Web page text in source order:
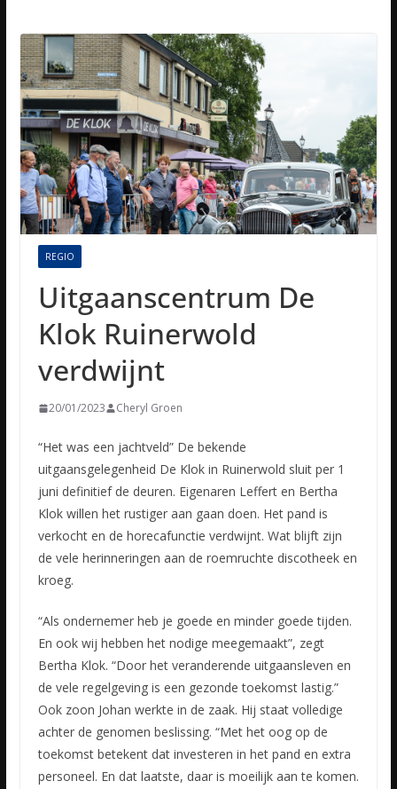
REGIO
Uitgaanscentrum De
Klok Ruinerwold
verdwijnt
20/01/2023 Cheryl Groen
“Het was een jachtveld” De bekende
uitgaansgelegenheid De Klok in Ruinerwold sluit per 1
juni definitief de deuren. Eigenaren Leffert en Bertha
Klok willen het rustiger aan gaan doen. Het pand is
verkochten de horecafunctie verdwijnt. Wat blijft zijn
de vele herinneringen aan de roemruchte discotheek en
kroeg.
“Als ondernemer heb je goede en minder goede tijden.
En ook wij hebben het nodige meegemaakt”, zegt
Bertha Klok. “Door het veranderende uitgaansleven en
de vele regelgeving is een gezonde toekomst lastig.”
Ook zoon Johan werkte in de zaak. Hij staat volledige
achter de genomen beslissing. “Met het oog op de
toekomst betekent dat investeren in het pand en extra
personeel. En dat laatste, daar is moeilijk aan te komen.